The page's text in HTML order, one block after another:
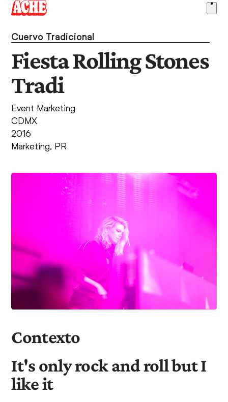
Skip
contentCuervo Tradicional
Fiesta Rolling Stones
Tradi
Event Marketing
CDMX
2016
Marketing, PR
Contexto
It's only rock and roll but I
like it